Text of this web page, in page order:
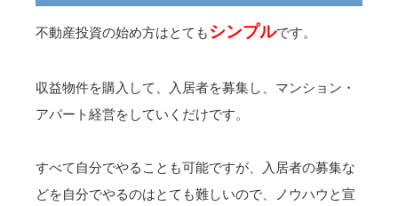
不動産投資の始め方はとても シンプルです。
収益物件を購入して、入居者を募集し、マンション・
アパート経営をしていくだけです。
すべて自分でやることも可能ですが、入居者の募集な
どを自分でやるのはとても難しいので、ノウハウと宣